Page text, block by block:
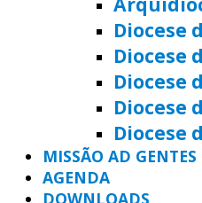
Diocese
Diocese
Diocese
Diocese
Diocese
MISSÃO AD GENTES
AGENDA
DOWNLOADS